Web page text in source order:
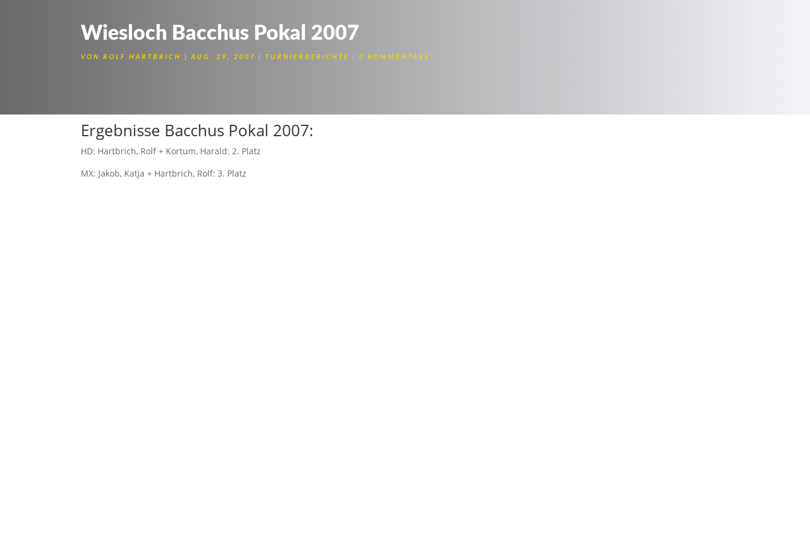
Wiesloch Bacchus Pokal 2007
VONROLF HARTBRICH AUG. 29, 2007 TURNIERBERICHTE 0 KOMMENTARE
Ergebnisse Bacchus Pokal 2007:
HD: Hartbrich, Rolf + Kortum, Harald: 2. Platz
MX: Jakob, Katja + Hartbrich, Rolf: 3. Platz